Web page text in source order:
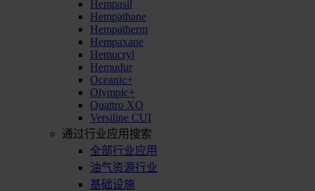
Hempasil
Hempathane
Hempatherm
Hempaxane
Hemucryl
Hemudur
Oceanic+
Olympic+
Quattro XO
Versiline CUI
通过行业应用搜索
全部行业应用
油气资源行业
基础设施